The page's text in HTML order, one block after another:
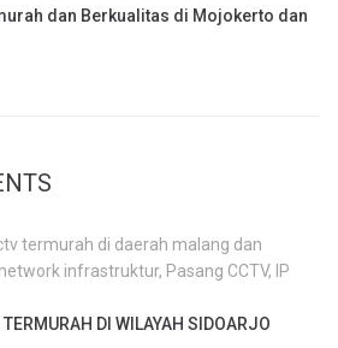
dan Berkualitas di Mojokerto dan
termurah di daerah malang dan
infrastruktur, Pasang CCTV, IP
DI WILAYAH SIDOARJO